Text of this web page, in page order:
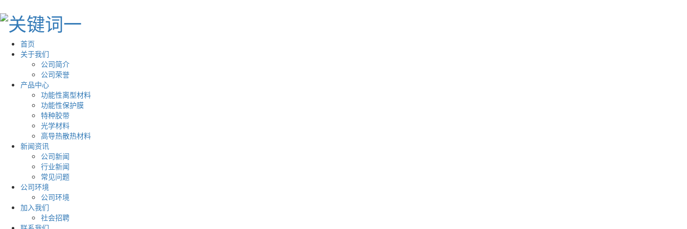
首页
关于我们
公司简介
公司荣誉
产品中心
功能性离型材料
功能性保护膜
特种胶带
光学材料
高导热散热材料
新闻资讯
公司新闻
行业新闻
常见问题
公司环境
公司环境
加入我们
社会招聘